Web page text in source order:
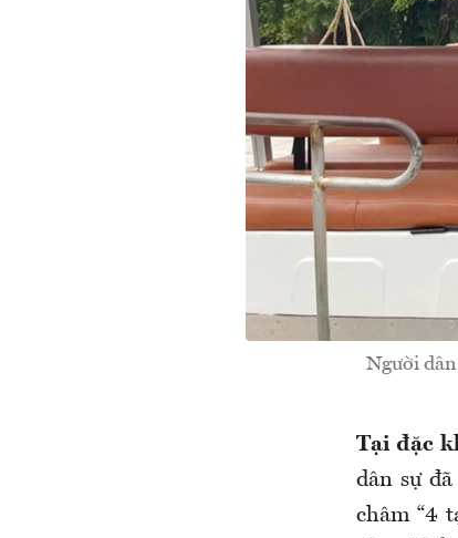
Người
Tại đặc
dân sự
châm “4